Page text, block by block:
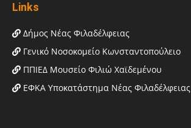
Links
Δήμος Νέας Φιλαδέλφειας
Γενικό Νοσοκομείο Κωνσταντοπούλειο
ΠΠΙΕΔ Μουσείο Φιλιώ Χαϊδεμένου
ΕΦΚΑ Υποκατάστημα Νέας Φιλαδέλφειας